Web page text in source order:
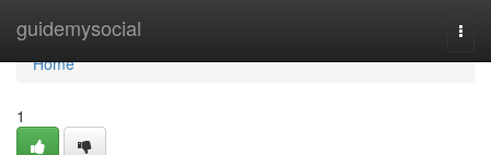
guidemysocial
Home
Home
1